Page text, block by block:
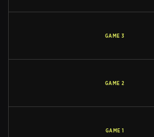
GAME 3
GAME 2
GAME 1